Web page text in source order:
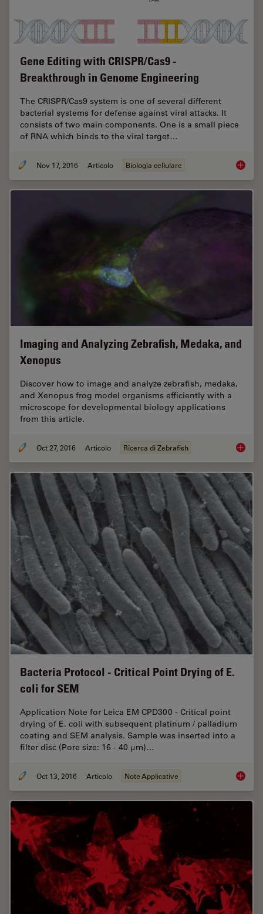
Gene Editing with CRISPR/Cas9 -
Breakthrough in Genome Engineering
The CRISPR/Cas9 system is one of several different
bacterial systems for defense against viral attacks. It
consists of two main components. One is a small piece
of RNA which binds to the viral target…
Nov 17, 2016 Articolo Biologia cellulare Gene
Imaging and Analyzing Zebrafish, Medaka, and
Xenopus
Discover how to image and analyze zebrafish, medaka,
and Xenopus frog model organisms efficiently with a
microscope for developmental biology applications
from this article.
Oct 27, 2016 Articolo Ricerca di Zebrafish
Bacteria Protocol - Critical Point Drying of E.
coli for SEM
Application Note for Leica EM CPD300 - Critical point
drying of E. coli with subsequent platinum / palladium
coating and SEM analysis. Sample was inserted into a
filter disc (Pore size: 16 - 40 μm)…
Oct 13, 2016 Articolo Note Applicative